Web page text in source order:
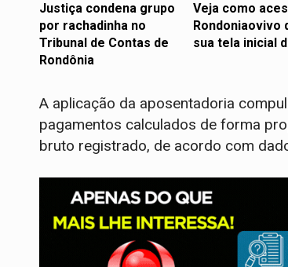
Justiça condena grupo
por rachadinha no
Tribunal de Contas de
Rondônia
Veja como
Rondoniaovivo
sua tela inicial
A aplicação da aposentadoria
pagamentos calculados de forma
bruto registrado, de acordo com